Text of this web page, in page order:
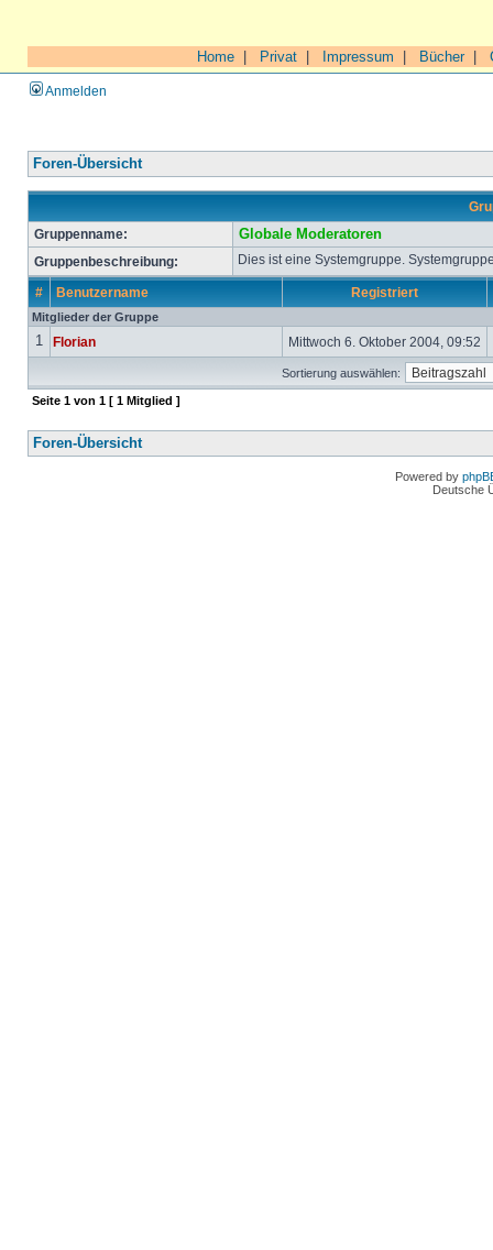
Home Privat Impressum Bücher|
Anmelden
Foren-Übersicht
Gruppenname:
Globale Moderatoren
Gruppenbeschreibung: Dies ist eine Systemgruppe.
# Benutzername Registriert
Mitglieder der Gruppe
1 Florian Mittwoch 6. Oktober 2004, 09:52
Sortierung auswählen:
Seite 1 von 1 [ 1 Mitglied ]
Foren-Übersicht
Powered by
Deutsche